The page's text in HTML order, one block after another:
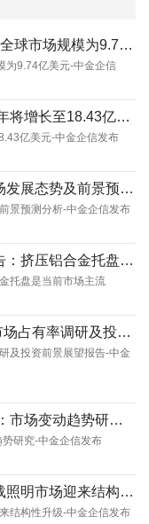
4G车载定位器市场调查报告：2025年全球市场规模为9.74亿美元-中金企信
为9.74亿美元-中金企信
野车挡泥板市场规模分析：预计2032年将增长至18.43亿美元-中金企信发布
亿美元-中金企信发布
全球及我国涡轮增压器数据分析：市场发展态势及前景预测分析-中金企信发布
景预测分析-中金企信发布
中金企信新能源汽车电池托盘定制报告：挤压铝合金托盘是当前市场主流
托盘是当前市场主流
2026-2032年中国运送型救护车行业市场占有率调研及投资前景展望报告-中金企信发布
及投资前景展望报告-中金
2026年中国新能源汽车投资咨询报告：市场变动趋势研究-中金企信发布
研究-中金企信发布
动态投影车灯投资风险评估：高端车载照明市场迎来结构性升级-中金企信发布
结构性升级-中金企信发布